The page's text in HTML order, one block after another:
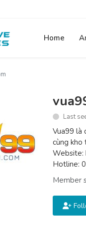
Home
Last
Vua99 là
cùng kho
Website:
Hotline:
Member